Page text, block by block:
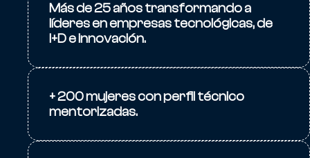
Más de 25 años transformando a
líderes en empresas tecnológicas, de
I+D e innovación.
+ 200 mujeres con perfil técnico
mentorizadas.